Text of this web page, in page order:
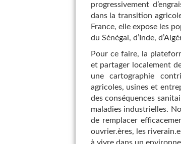
progressivement
dans la transition
France, elle expose les
du Sénégal, d’Inde,
Pour ce faire, la
et partager localement
une cartographie
agricoles, usines et
des conséquences
maladies industrielles.
de remplacer
ouvrier.ères, les